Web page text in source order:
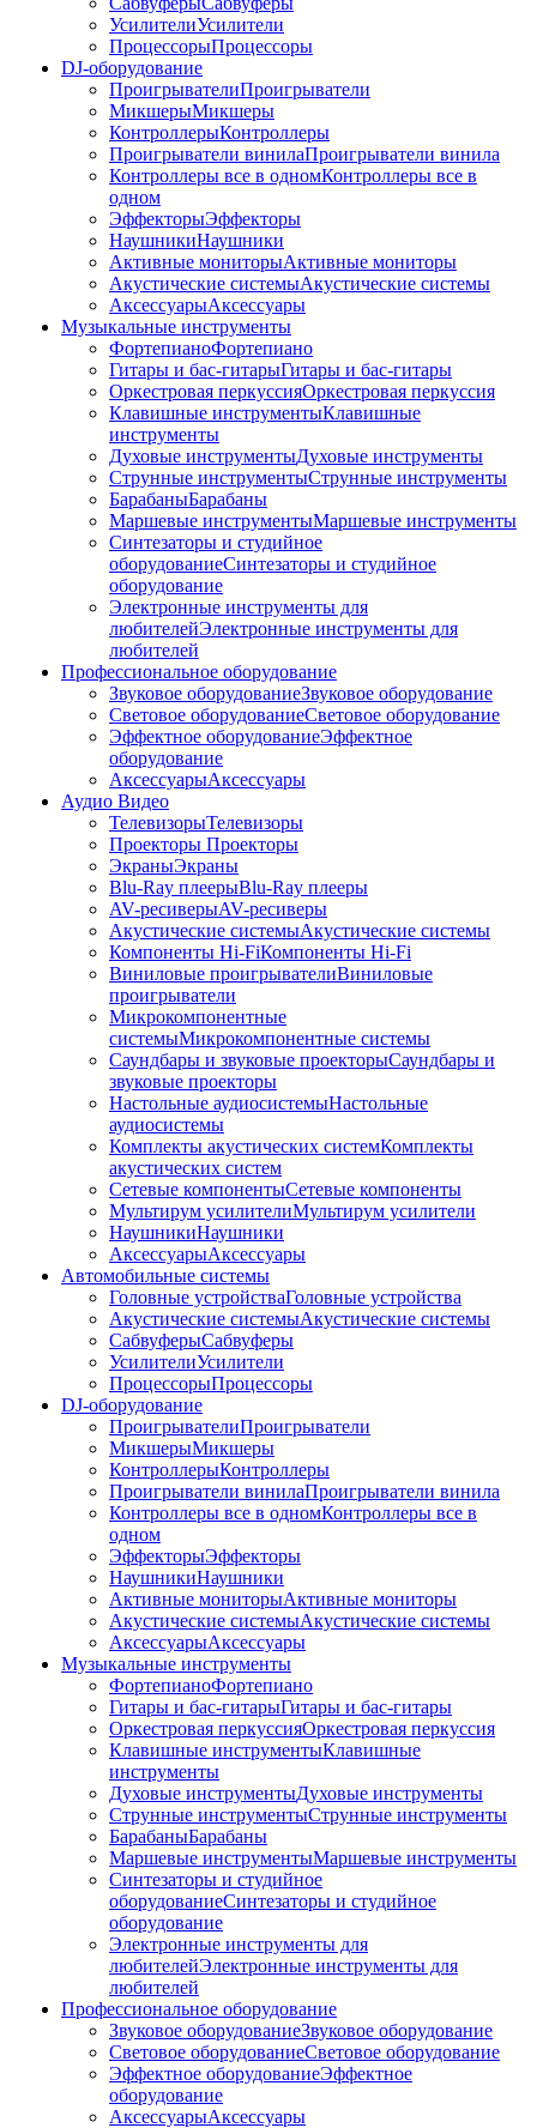
УсилителиУсилители
ПроцессорыПроцессоры
DJ-оборудование
ПроигрывателиПроигрыватели
МикшерыМикшеры
КонтроллерыКонтроллеры
Проигрыватели винилаПроигрыватели винила
Контроллеры все в одномКонтроллеры все в
одном
ЭффекторыЭффекторы
НаушникиНаушники
Активные мониторыАктивные мониторы
Акустические системыАкустические системы
АксессуарыАксессуары
Музыкальные инструменты
ФортепианоФортепиано
Гитары и бас-гитарыГитары и бас-гитары
Оркестровая перкуссияОркестровая перкуссия
Клавишные инструментыКлавишные
инструменты
Духовые инструментыДуховые инструменты
Струнные инструментыСтрунные инструменты
БарабаныБарабаны
Маршевые инструментыМаршевые инструменты
Синтезаторы и студийное
оборудованиеСинтезаторы и студийное
оборудование
Электронные инструменты для
любителейЭлектронные инструменты для
любителей
Профессиональное оборудование
Звуковое оборудованиеЗвуковое оборудование
Световое оборудованиеСветовое оборудование
Эффектное оборудованиеЭффектное
оборудование
АксессуарыАксессуары
Аудио Видео
ТелевизорыТелевизоры
Проекторы Проекторы
ЭкраныЭкраны
Blu-Ray плеерыBlu-Ray плееры
AV-ресиверыAV-ресиверы
Акустические системыАкустические системы
Компоненты Hi-FiКомпоненты Hi-Fi
Виниловые проигрывателиВиниловые
проигрыватели
Микрокомпонентные
системыМикрокомпонентные системы
Саундбары и звуковые проекторыСаундбары и
звуковые проекторы
Настольные аудиосистемыНастольные
аудиосистемы
Комплекты акустических системКомплекты
акустических систем
Сетевые компонентыСетевые компоненты
Мультирум усилителиМультирум усилители
НаушникиНаушники
АксессуарыАксессуары
Автомобильные системы
Головные устройстваГоловные устройства
Акустические системыАкустические системы
СабвуферыСабвуферы
УсилителиУсилители
ПроцессорыПроцессоры
DJ-оборудование
ПроигрывателиПроигрыватели
МикшерыМикшеры
КонтроллерыКонтроллеры
Проигрыватели винилаПроигрыватели винила
Контроллеры все в одномКонтроллеры все в
одном
ЭффекторыЭффекторы
НаушникиНаушники
Активные мониторыАктивные мониторы
Акустические системыАкустические системы
АксессуарыАксессуары
Музыкальные инструменты
ФортепианоФортепиано
Гитары и бас-гитарыГитары и бас-гитары
Оркестровая перкуссияОркестровая перкуссия
Клавишные инструментыКлавишные
инструменты
Духовые инструментыДуховые инструменты
Струнные инструментыСтрунные инструменты
БарабаныБарабаны
Маршевые инструментыМаршевые инструменты
Синтезаторы и студийное
оборудованиеСинтезаторы и студийное
оборудование
Электронные инструменты для
любителейЭлектронные инструменты для
любителей
Профессиональное оборудование
Звуковое оборудованиеЗвуковое оборудование
Световое оборудованиеСветовое оборудование
Эффектное оборудованиеЭффектное
оборудование
АксессуарыАксессуары